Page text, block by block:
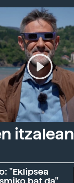
itzalean
"Eklipsea
bat da"